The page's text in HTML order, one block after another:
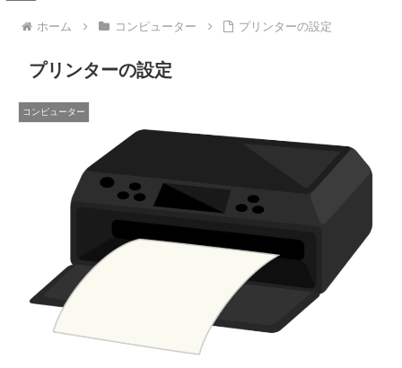
ホーム コンピューター プリンターの設定
プリンターの設定
コンピューター